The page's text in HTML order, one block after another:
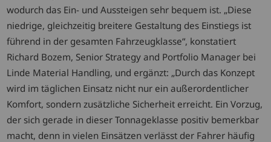
wodurch das Ein- und Aussteigen sehr bequem ist. „Diese
niedrige, gleichzeitig breitere Gestaltung des Einstiegs ist
führend in der gesamten Fahrzeugklasse“, konstatiert
Richard Bozem, Senior Strategy and Portfolio Manager bei
Linde Material Handling, und ergänzt: „Durch das Konzept
wird im täglichen Einsatz nicht nur ein außerordentlicher
Komfort, sondern zusätzliche Sicherheit erreicht. Ein Vorzug,
der sich gerade in dieser Tonnageklasse positiv bemerkbar
macht, denn in vielen Einsätzen verlässt der Fahrer häufig